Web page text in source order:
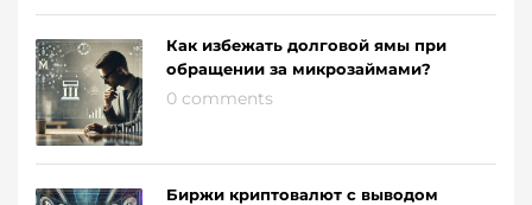
Как избежать долговой ямы при
обращении за микрозаймами?
0 comments
Биржи криптовалют с выводом